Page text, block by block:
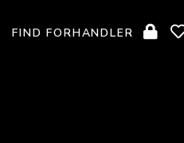
FIND FORHANDLER